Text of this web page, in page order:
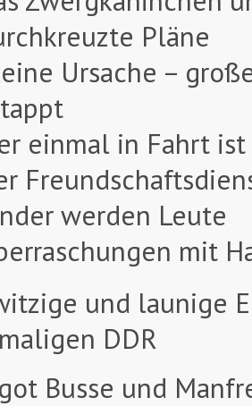
Pläne
Ursache –
einmal in Fahrt ist
werden Leute
mit
und launige
DDR
Busse und